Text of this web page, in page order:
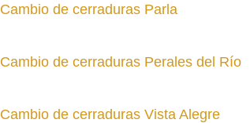
Cambio de cerraduras Parla
Cambio de cerraduras Perales del Río
Cambio de cerraduras Vista Alegre